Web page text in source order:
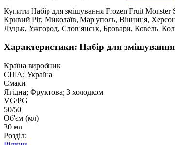
Купити Набір для змішування Frozen Fruit
Кривий Ріг, Миколаїв, Маріуполь, Вінниця,
Луцьк, Ужгород, Слов’янськ, Бровари, Ковель,
Характеристики: Набір для
Країна виробник
США; Україна
Смаки
Ягідна; Фруктова; З холодком
VG/PG
50/50
Об'єм (мл)
30 мл
Розділ: